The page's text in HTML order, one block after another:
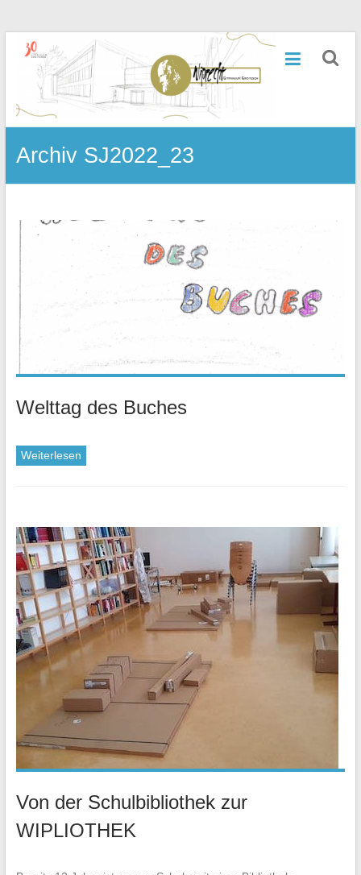
Inhalt
springenWiprecht-
Gymnasium
Groitzsch
Archiv SJ2022_23
Welttag des Buches
Weiterlesen
Von der Schulbibliothek zur
WIPLIOTHEK